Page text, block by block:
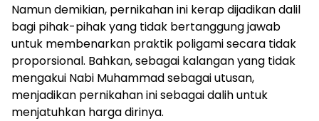
Namun demikian, pernikahan ini kerap dijadikan dalil
bagi pihak-pihak yang tidak bertanggung jawab
untuk membenarkan praktik poligami secara tidak
proporsional. Bahkan, sebagai kalangan yang tidak
mengakui Nabi Muhammad sebagai utusan,
menjadikan pernikahan ini sebagai dalih untuk
menjatuhkan harga dirinya.